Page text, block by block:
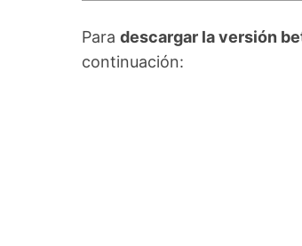
Para descargar la versión
continuación: